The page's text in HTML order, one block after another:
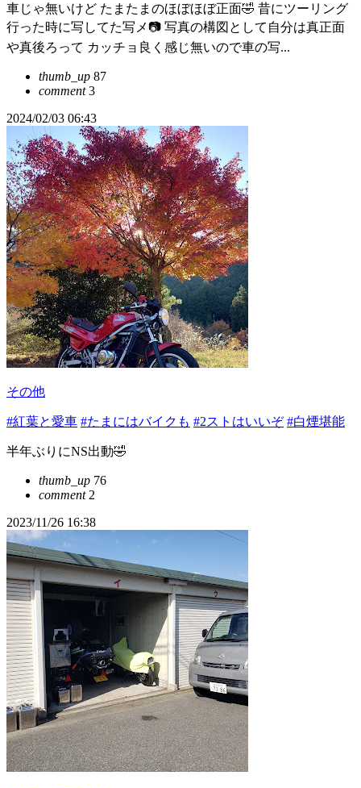
車じゃ無いけど たまたまのほぼほぼ正面🤣 昔にツーリング
行った時に写してた写メ📷 写真の構図として自分は真正面
や真後ろって カッチョ良く感じ無いので車の写...
thumb_up 87
comment3
2024/02/03 06:43
その他
#紅葉と愛車 #たまにはバイクも #2ストはいいぞ #白煙堪能
半年ぶりにNS出動🤣
thumb_up 76
comment2
2023/11/26 16:38